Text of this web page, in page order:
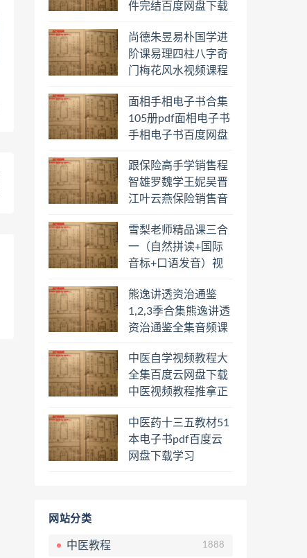
件完结百度网盘下载
尚德朱昱易朴国学进
阶课易理四柱八字奇
门梅花风水视频课程
学习
面相手相电子书合集
105册pdf面相电子书
手相电子书百度网盘
跟保险高手学销售程
智雄罗魏学王妮吴晋
江叶云燕保险销售音
盘下载学习
雪梨老师精品课三合
一（自然拼读+国际
音标+口语发音）视
载学习
熊逸讲透资治通鉴
1,2,3季合集熊逸讲透
资治通鉴全集音频课
一二三辑合集百度云
网盘下载学习
中医自学视频教程大
全集百度云网盘下载
中医视频教程推拿正
经络脉诊面诊舌诊手
诊私密终身会员百度
网盘共享群
中医药十三五教材51
本电子书pdf百度云
网盘下载学习
网站分类
中医教程 1888